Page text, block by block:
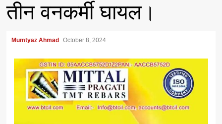
तीन वनकर्मी घायल।
Mumtyaz Ahmad October 8, 2024